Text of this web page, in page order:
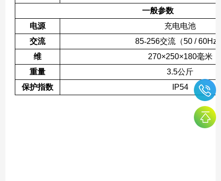
一般参数
电源
充电电池
交流
85-256交流（50 / 60Hz
维
270×250×180毫米
重量
3.5公斤
保护指数
IP54